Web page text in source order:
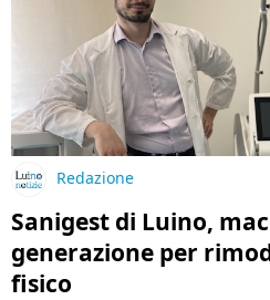
Redazione
Sanigest di Luino,
generazione per
fisico